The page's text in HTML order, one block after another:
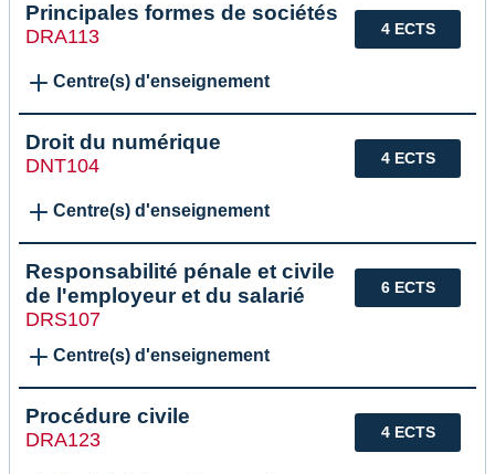
4 ECTS
Principales formes de sociétés
DRA113
Centre(s) d'enseignement
4 ECTS
Droit du numérique
DNT104
Centre(s) d'enseignement
6 ECTS
Responsabilité pénale et civile
de l'employeur et du salarié
DRS107
Centre(s) d'enseignement
4 ECTS
Procédure civile
DRA123